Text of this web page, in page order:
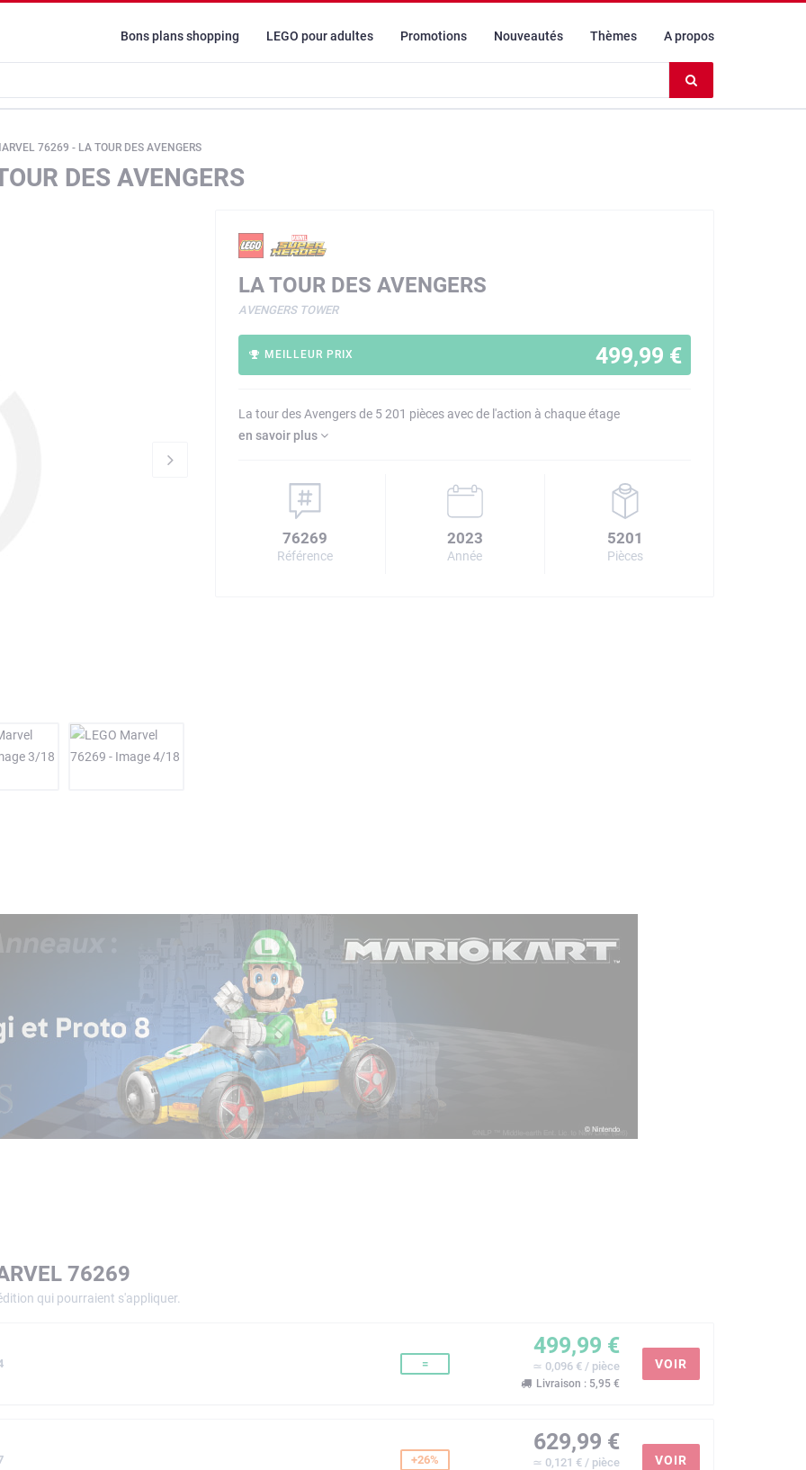
Bons plans shopping LEGO pour adultes Promotions Nouveautés Thèmes A propos
le
76269 - LA TOUR DES AVENGERS
DES AVENGERS
LA TOUR DES AVENGERS
AVENGERS TOWER
499,99 €
MEILLEUR PRIX
La tour des Avengers de 5 201 pièces avec de l'action à chaque étage
en savoir plus
76269
Référence
2023
Année
5201
Pièces
76269
qui pourraient s'appliquer.
=
499,99 €
≃ 0,096 € / pièce
Livraison : 5,95 €
VOIR
+26%
629,99 €
≃ 0,121 € / pièce VOIR